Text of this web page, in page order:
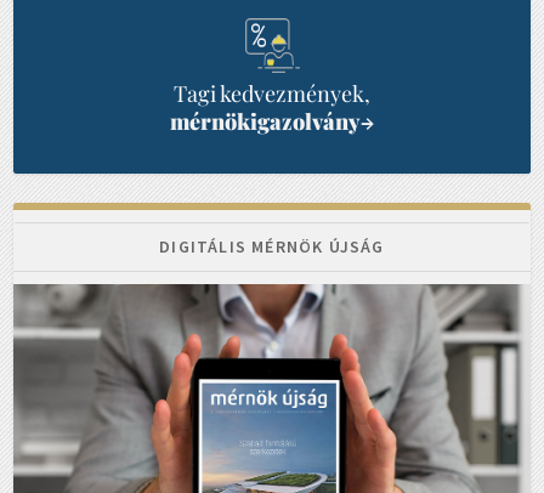
Tagi kedvezmények,
mérnökigazolvány→
DIGITÁLIS MÉRNÖK ÚJSÁG